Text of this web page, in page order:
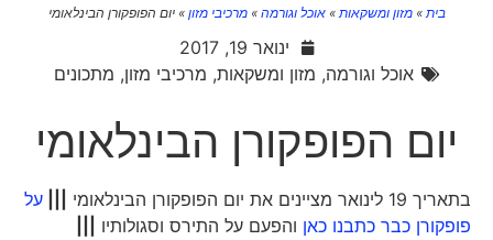
»מזון ומשקאות»אוכל וגורמה»מרכיבי מזון »יום הפופקורן הבינלאומי
ינואר 19, 2017
אוכל וגורמה,מזון ומשקאות,מרכיבי מזון,מתכונים
יום הפופקורן הבינלאומי
בתאריך 19 לינואר מציינים את יום הפופקורן הבינלאומי |||
פופקורן כבר כתבנו כאןוהפעם על התירס וסגולותיו|||